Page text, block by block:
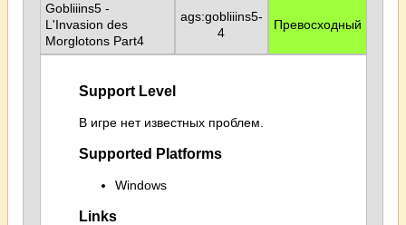
Gobliiins5 -
L'Invasion des
Morglotons Part4
ags:gobliiins5-
4
Превосходный
Support Level
В игре нет известных проблем.
Supported Platforms
Windows
Links